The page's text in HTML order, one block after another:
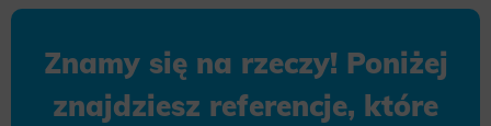
This is data used to personalize your use of our website and to remember choices you make while using our website. For
Znamy się na rzeczy! Poniżej
znajdziesz referencje, które